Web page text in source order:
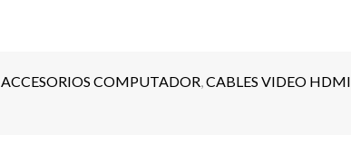
ACCESORIOS COMPUTADOR,CABLES VIDEO HDMI